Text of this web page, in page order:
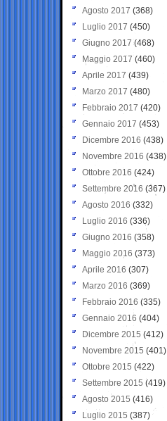
Agosto 2017 (368)
Luglio 2017 (450)
Giugno 2017 (468)
Maggio 2017 (460)
Aprile 2017 (439)
Marzo 2017 (480)
Febbraio 2017 (420)
Gennaio 2017 (453)
Dicembre 2016 (438)
Novembre 2016 (438)
Ottobre 2016 (424)
Settembre 2016 (367)
Agosto 2016 (332)
Luglio 2016 (336)
Giugno 2016 (358)
Maggio 2016 (373)
Aprile 2016 (307)
Marzo 2016 (369)
Febbraio 2016 (335)
Gennaio 2016 (404)
Dicembre 2015 (412)
Novembre 2015 (401)
Ottobre 2015 (422)
Settembre 2015 (419)
Agosto 2015 (416)
Luglio 2015 (387)